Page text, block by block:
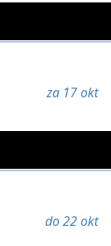
za 17 okt
do 22 okt